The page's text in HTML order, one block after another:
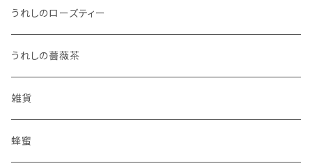
うれしのローズティー
うれしの薔薇茶
雑貨
蜂蜜